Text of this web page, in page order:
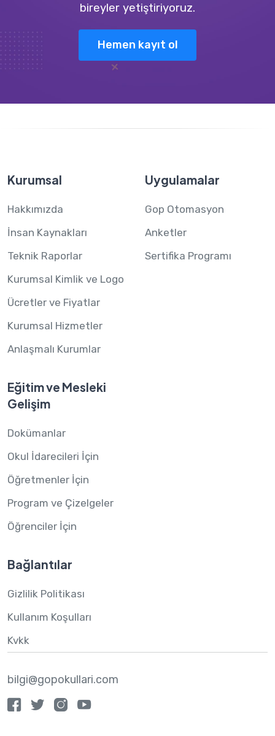
bireyler yetiştiriyoruz.
Hemen kayıt ol
Kurumsal
Hakkımızda
İnsan Kaynakları
Teknik Raporlar
Kurumsal Kimlik ve Logo
Ücretler ve Fiyatlar
Kurumsal Hizmetler
Anlaşmalı Kurumlar
Uygulamalar
Gop Otomasyon
Anketler
Sertifika Programı
Eğitim ve Mesleki
Gelişim
Dokümanlar
Okul İdarecileri İçin
Öğretmenler İçin
Program ve Çizelgeler
Öğrenciler İçin
Bağlantılar
Gizlilik Politikası
Kullanım Koşulları
Kvkk
bilgi@gopokullari.com